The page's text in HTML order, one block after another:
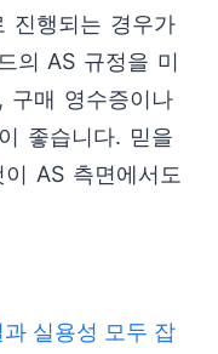
진행되는 경우가
의 AS 규정을 미
구매 영수증이나
좋습니다. 믿을
AS 측면에서도
실용성 모두 잡